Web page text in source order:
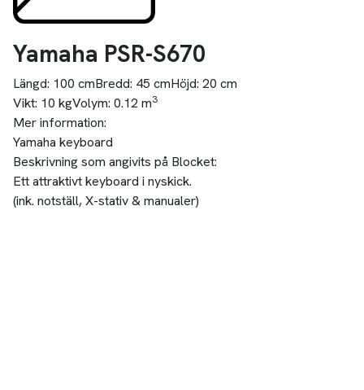
Yamaha PSR-S670
Längd: 100 cmBredd: 45 cmHöjd: 20 cm
Vikt: 10 kgVolym: 0.12 m3
Mer information:
Yamaha keyboard
Beskrivning som angivits på Blocket:
Ett attraktivt keyboard i nyskick.
(ink. notställ, X-stativ & manualer)